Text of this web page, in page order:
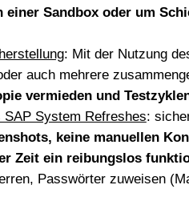
einer Sandbox oder um
: Mit der Nutzung
auch mehrere
vermieden und
System Refreshes:
keine manuellen
Zeit ein reibungslos
Passwörter zuweisen